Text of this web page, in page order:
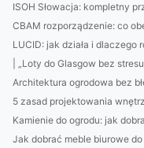
ISOH Słowacja: kompletny
CBAM rozporządzenie: co
LUCID: jak działa i
| „Loty do Glasgow bez
Architektura ogrodowa bez
5 zasad projektowania
Kamienie do ogrodu: jak
Jak dobrać meble biurowe